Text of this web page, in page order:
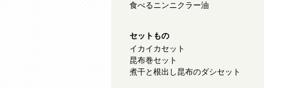
食べるニンニクラー油
セットもの
イカイカセット
昆布巻セット
煮干と根出し昆布のダシセット